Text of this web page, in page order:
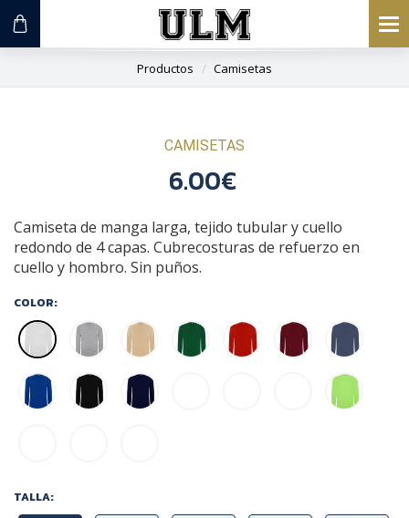
Productos Camisetas
CAMISETAS
6.00€
Camiseta de manga larga, tejido tubular y cuello
redondo de 4 capas. Cubrecosturas de refuerzo en
cuello y hombro. Sin puños.
COLOR:
TALLA: